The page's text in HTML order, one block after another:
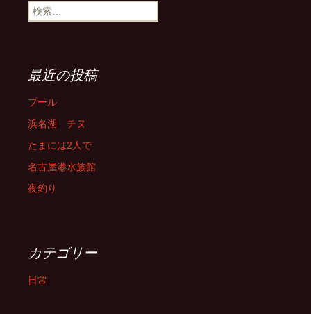
検
索:
最近の投稿
プール
浜名湖 チヌ
たまには2人で
名古屋港水族館
夜釣り
カテゴリー
日常